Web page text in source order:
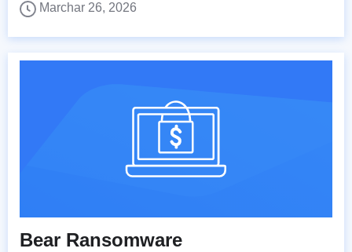
Marchar 26, 2026
Bear Ransomware